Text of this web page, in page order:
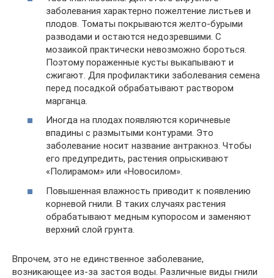
заболевания характерно пожелтение листьев и
плодов. Томаты покрываются желто-бурыми
разводами и остаются недозревшими. С
мозаикой практически невозможно бороться.
Поэтому пораженные кусты выкапывают и
сжигают. Для профилактики заболевания семена
перед посадкой обрабатывают раствором
марганца.
Иногда на плодах появляются коричневые
впадины с размытыми контурами. Это
заболевание носит название антракноз. Чтобы
его предупредить, растения опрыскивают
«Полирамом» или «Новосилом».
Повышенная влажность приводит к появлению
корневой гнили. В таких случаях растения
обрабатывают медным купоросом и заменяют
верхний слой грунта.
Впрочем, это не единственное заболевание,
возникающее из-за застоя воды. Различные виды гнили